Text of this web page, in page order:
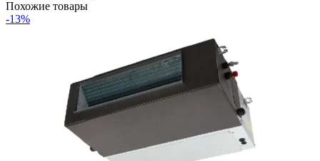
Похожие товары
-13%